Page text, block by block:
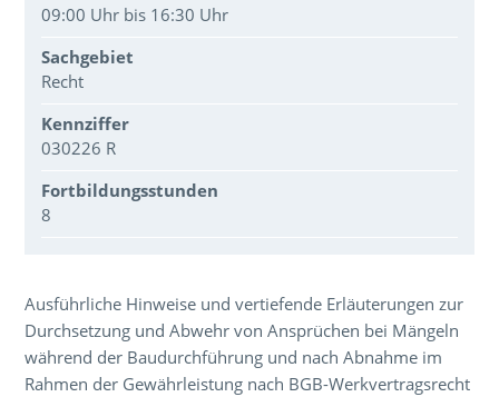
09:00 Uhr bis 16:30 Uhr
Sachgebiet
Recht
Kennziffer
030226 R
Fortbildungsstunden
8
Ausführliche Hinweise und vertiefende Erläuterungen zur
Durchsetzung und Abwehr von Ansprüchen bei Mängeln
während der Baudurchführung und nach Abnahme im
Rahmen der Gewährleistung nach BGB-Werkvertragsrecht